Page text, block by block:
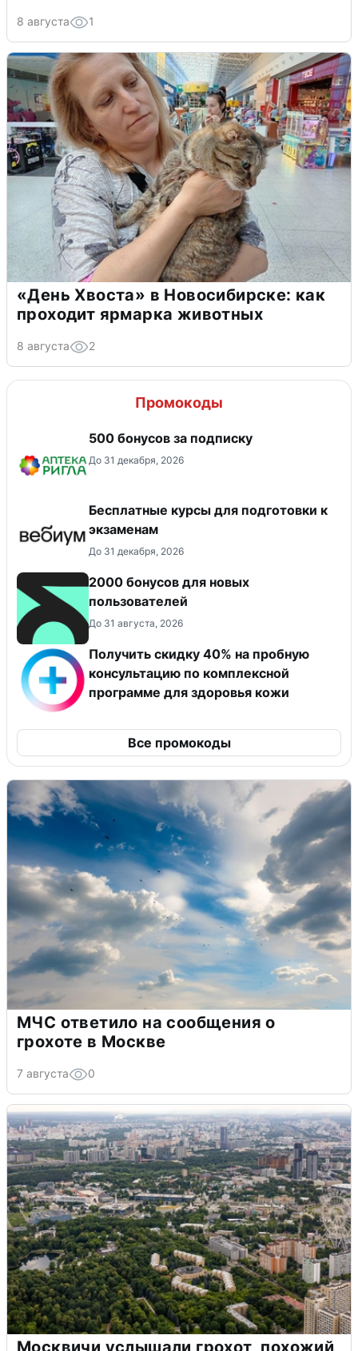
8 августа 1
«День Хвоста» в Новосибирске: как
проходит ярмарка животных
8 августа 2
Промокоды
500 бонусов за подписку
До 31 декабря, 2026
Бесплатные курсы для подготовки к
экзаменам
До 31 декабря, 2026
2000 бонусов для новых
пользователей
До 31 августа, 2026
Получить скидку 40% на пробную
консультацию по комплексной
программе для здоровья кожи
Все промокоды
МЧС ответило на сообщения о
грохоте в Москве
7 августа 0
Москвичи услышали грохот, похожий